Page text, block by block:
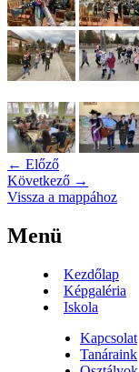
← Előző
Következő →
Vissza a mappához
Menü
Kezdőlap
Képgaléria
Iskola
Kapcsolat
Tanáraink